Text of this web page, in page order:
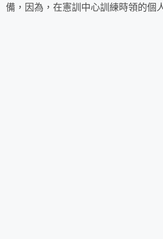
備，因為，在憲訓中心訓練時領的個